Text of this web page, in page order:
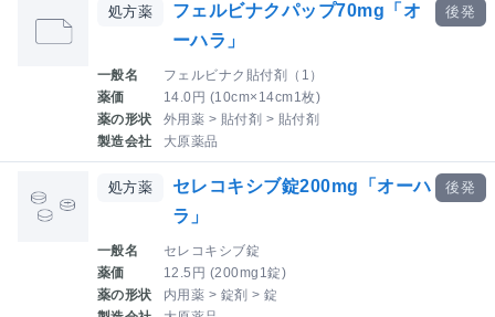
処方薬
フェルビナクパップ70mg「オ
ーハラ」
一般名
フェルビナク貼付剤（1）
薬価
14.0円 (10cm×14cm1枚)
薬の形状
外用薬 > 貼付剤 > 貼付剤
製造会社
大原薬品
後発
処方薬
セレコキシブ錠200mg「オーハ
ラ」
一般名
セレコキシブ錠
薬価
12.5円 (200mg1錠)
薬の形状
内用薬 > 錠剤 > 錠
後発